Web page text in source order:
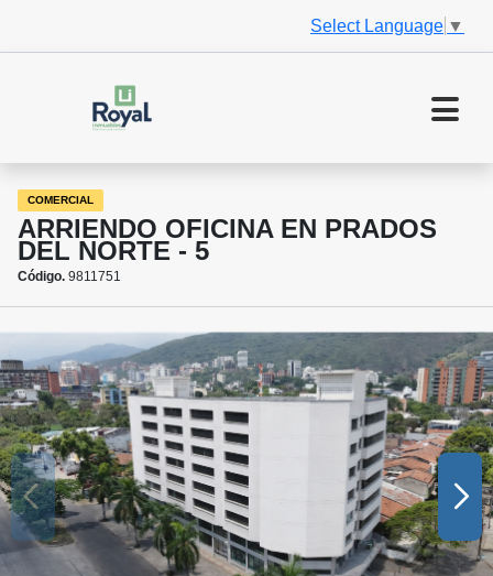
Select Language ▼
COMERCIAL
ARRIENDO OFICINA EN PRADOS
DEL NORTE - 5
Código. 9811751